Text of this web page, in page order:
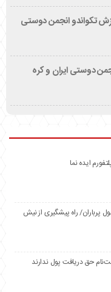
تکواندو انجمن دوستی
دوستی ایران و کره
ایده نما
پرباران/ راه پیشگیری از نیش
حق دریافت پول ندارند